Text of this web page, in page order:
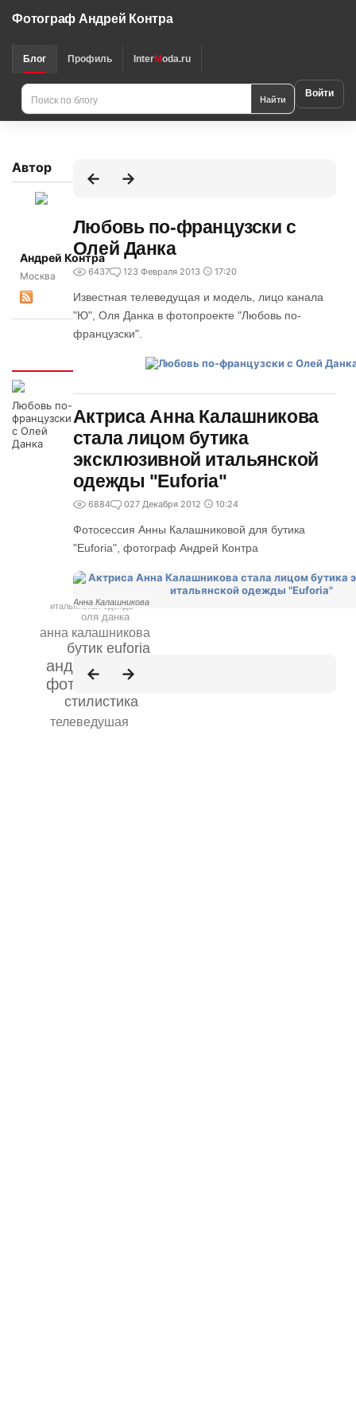
Фотограф Андрей Контра
Блог Профиль InterModa.ru
Найти Войти
Автор
Андрей Контра
Москва
Любовь по-
французски
с Олей
Данка
андрей контра
фотограф
стилистика
бутик euforia
анна калашникова
телеведушая
оля данка
итальянская одежда
Любовь по-французски с
Олей Данка
6437 123 Февраля 2013 17:20
Известная телеведущая и модель, лицо канала
"Ю", Оля Данка в фотопроекте "Любовь по-
французски".
Актриса Анна Калашникова
стала лицом бутика
эксклюзивной итальянской
одежды "Euforia"
6884 027 Декабря 2012 10:24
Фотосессия Анны Калашниковой для бутика
"Euforia", фотограф Андрей Контра
Анна Калашникова